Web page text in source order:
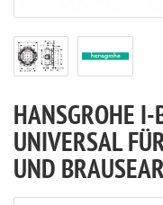
HANSGROHE
UNIVERSAL
UND